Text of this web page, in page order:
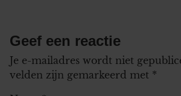
Geef een reactie
Je e-mailadres wordt niet
velden zijn gemarkeerd met *